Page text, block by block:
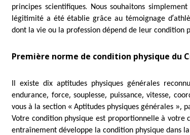
principes scientifiques. Nous souhaitons
légitimité a été établie grâce au témoignage d’
dont la vie ou la profession dépend de leur condition
Première norme de condition physique du
Il existe dix aptitudes physiques générales
endurance, force, souplesse, puissance, vitesse,
vous à la section «Aptitudes physiques générales »,
Votre condition physique est proportionnelle à votre
entraînement développe la condition physique dans